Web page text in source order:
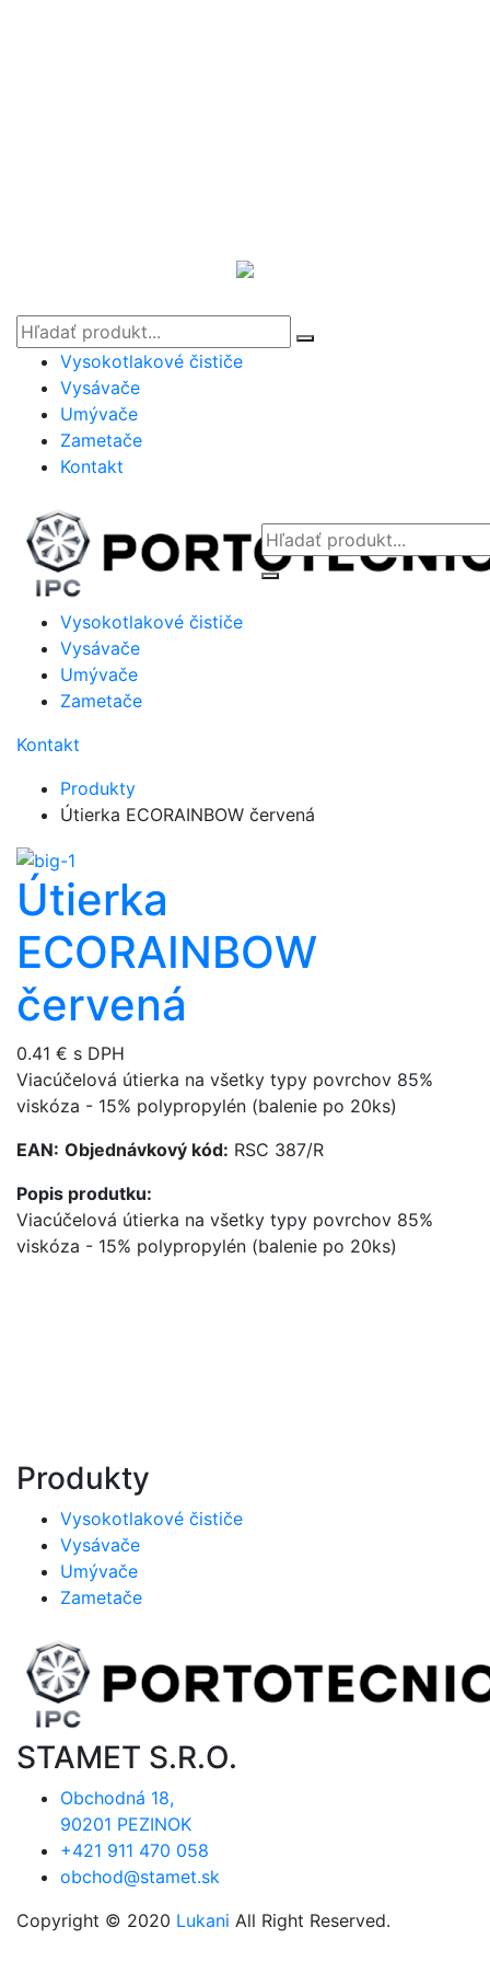
Vysokotlakové čističe
Vysávače
Umývače
Zametače
Kontakt
Vysokotlakové čističe
Vysávače
Umývače
Zametače
Kontakt
Produkty
Útierka ECORAINBOW červená
Útierka
ECORAINBOW
červená
0.41 € s DPH
Viacúčelová útierka na všetky typy povrchov 85%
viskóza - 15% polypropylén (balenie po 20ks)
EAN: Objednávkový kód: RSC 387/R
Popis produtku:
Viacúčelová útierka na všetky typy povrchov 85%
viskóza - 15% polypropylén (balenie po 20ks)
Produkty
Vysokotlakové čističe
Vysávače
Umývače
Zametače
STAMET S.R.O.
Obchodná 18,
90201 PEZINOK
+421 911 470 058
obchod@stamet.sk
Copyright © 2020 Lukani All Right Reserved.